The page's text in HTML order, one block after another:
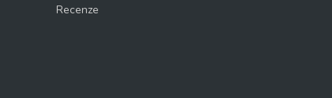
Recenze